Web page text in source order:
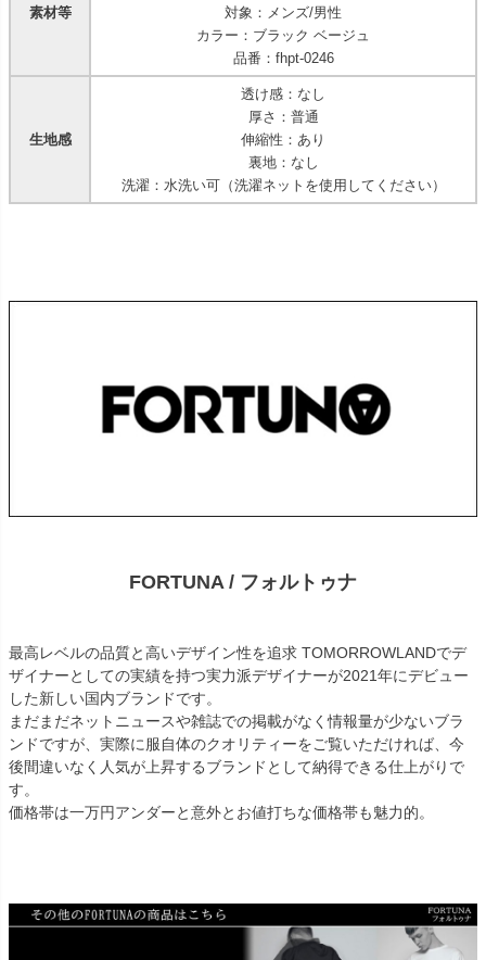
素材等
対象：メンズ/男性
カラー：ブラック ベージュ
品番：fhpt-0246
生地感
透け感：なし
厚さ：普通
伸縮性：あり
裏地：なし
洗濯：水洗い可（洗濯ネットを使用してください）
FORTUNA / フォルトゥナ
最高レベルの品質と高いデザイン性を追求 TOMORROWLANDでデ
ザイナーとしての実績を持つ実力派デザイナーが2021年にデビュー
した新しい国内ブランドです。
まだまだネットニュースや雑誌での掲載がなく情報量が少ないブラ
ンドですが、実際に服自体のクオリティーをご覧いただければ、今
後間違いなく人気が上昇するブランドとして納得できる仕上がりで
す。
価格帯は一万円アンダーと意外とお値打ちな価格帯も魅力的。